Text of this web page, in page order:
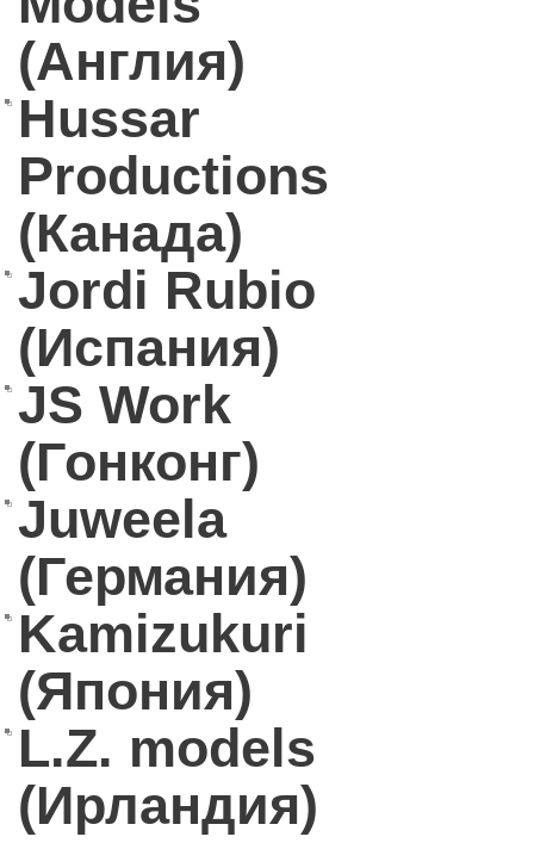
(Англия)
Hussar
Productions
(Канада)
Jordi Rubio
(Испания)
JS Work
(Гонконг)
Juweela
(Германия)
Kamizukuri
(Япония)
L.Z. models
(Ирландия)